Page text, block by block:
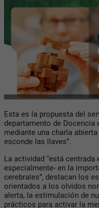
Esta es la propuesta del
departamento de Docencia
mediante una charla
esconde las llaves”.
La actividad “está
especialmente- en la
cerebrales”, destacan los
orientados a los olvidos
alerta, la estimulación de
prácticos para activar la